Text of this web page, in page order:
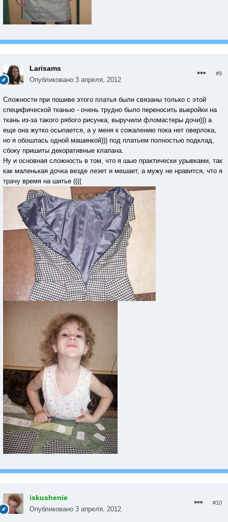
Larisams
Опубликовано 3 апреля, 2012
#9
Сложности при пошиве этого платья были связаны только с этой
специфической тканью - очень трудно было переносить выкройки на
ткань из-за такого рябого рисунка, выручили фломастеры дочи))) а
еще она жутко осыпается, а у меня к сожалению пока нет оверлока,
но я обошлась одной машинкой))) под платьем полностью подклад,
сбоку пришиты декоративные клапана.
Ну и основная сложность в том, что я шью практически урывками, так
как маленькая дочка везде лезет и мешает, а мужу не нравится, что я
трачу время на шитье ((((
iskushenie
Опубликовано 3 апреля, 2012
#10